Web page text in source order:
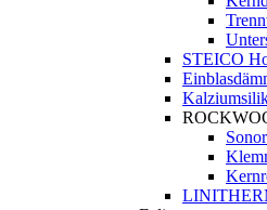
STEICO